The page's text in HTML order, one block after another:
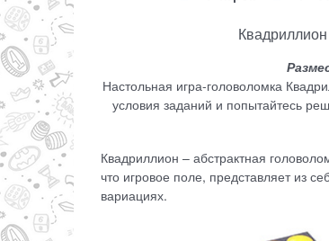
Настольная игра-головоломка
условия заданий и попытайтесь
Квадриллион – абстрактная
что игровое поле, представляет из
вариациях.